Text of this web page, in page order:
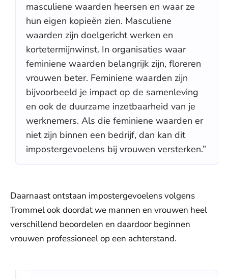
masculiene waarden heersen en waar ze
hun eigen kopieën zien. Masculiene
waarden zijn doelgericht werken en
kortetermijnwinst. In organisaties waar
feminiene waarden belangrijk zijn, floreren
vrouwen beter. Feminiene waarden zijn
bijvoorbeeld je impact op de samenleving
en ook de duurzame inzetbaarheid van je
werknemers. Als die feminiene waarden er
niet zijn binnen een bedrijf, dan kan dit
impostergevoelens bij vrouwen versterken.”
Daarnaast ontstaan impostergevoelens volgens
Trommel ook doordat we mannen en vrouwen heel
verschillend beoordelen en daardoor beginnen
vrouwen professioneel op een achterstand.